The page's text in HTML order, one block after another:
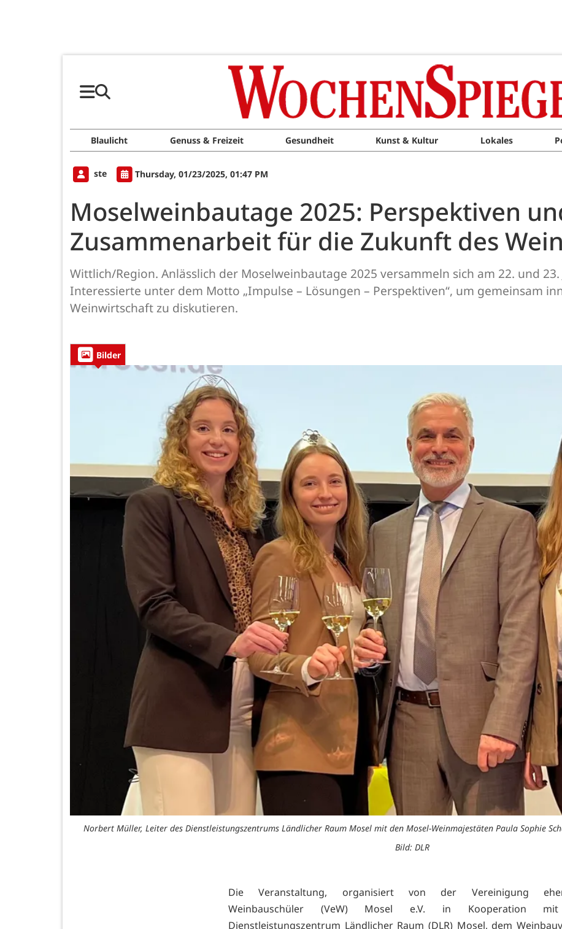
Blaulicht Genuss & Freizeit Gesundheit Kunst & Kultur Lokales
ste Thursday, 01/23/2025, 01:47 PM
Moselweinbautage 2025: Perspektiven
Zusammenarbeit für die Zukunft des
Wittlich/Region. Anlässlich der Moselweinbautage 2025 versammeln sich am 22. und
Interessierte unter dem Motto „Impulse – Lösungen – Perspektiven“, um gemeinsam
Weinwirtschaft zu diskutieren.
Bilder
Norbert Müller, Leiter des Dienstleistungszentrums Ländlicher Raum Mosel mit den Mosel-Weinmajestäten Paula Sophie
Bild: DLR
Die Veranstaltung, organisiert von der Vereinigung
Weinbauschüler (VeW) Mosel e.V. in Kooperation
Dienstleistungszentrum Ländlicher Raum (DLR) Mosel, dem